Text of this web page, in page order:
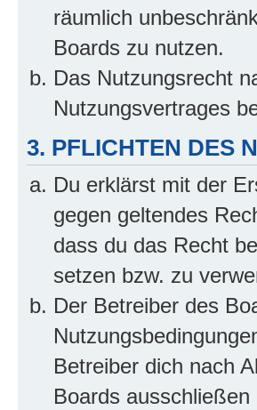
räumlich
Boards zu nutzen.
Das Nutzungsrecht
Nutzungsvertrages
3. PFLICHTEN DES
Du erklärst mit der
gegen geltendes
dass du das Recht
setzen bzw. zu
Der Betreiber des
Betreiber dich nach
Boards